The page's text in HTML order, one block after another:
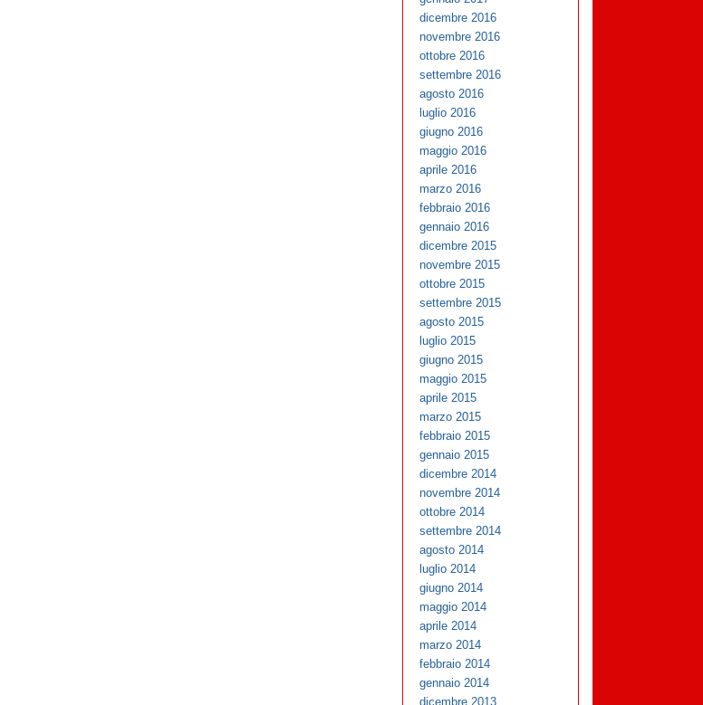
dicembre 2016
novembre 2016
ottobre 2016
settembre 2016
agosto 2016
luglio 2016
giugno 2016
maggio 2016
aprile 2016
marzo 2016
febbraio 2016
gennaio 2016
dicembre 2015
novembre 2015
ottobre 2015
settembre 2015
agosto 2015
luglio 2015
giugno 2015
maggio 2015
aprile 2015
marzo 2015
febbraio 2015
gennaio 2015
dicembre 2014
novembre 2014
ottobre 2014
settembre 2014
agosto 2014
luglio 2014
giugno 2014
maggio 2014
aprile 2014
marzo 2014
febbraio 2014
gennaio 2014
dicembre 2013